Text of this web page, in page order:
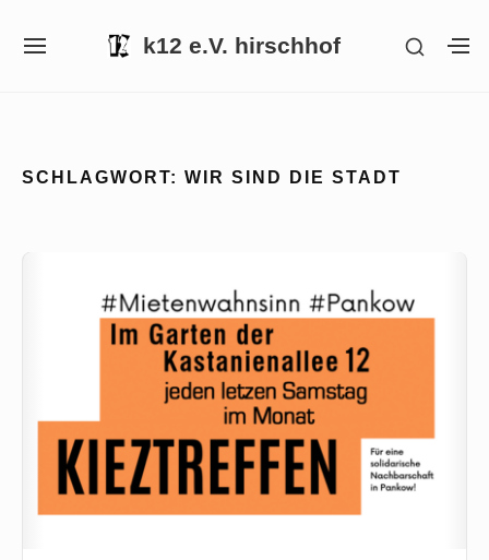
k12 e.V. hirschhof
SITE
SHOW
SCHLAGWORT: WIR SIND DIE STADT